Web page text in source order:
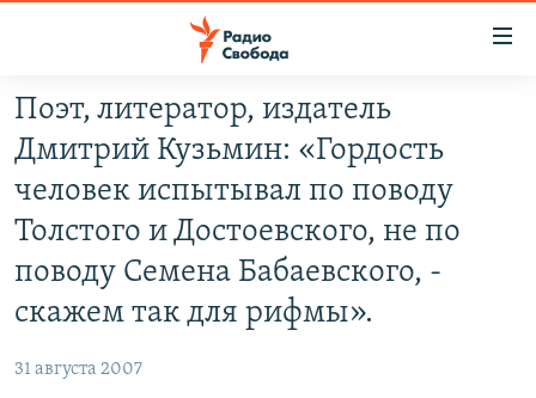
упрощенного
доступа
основному
содержанию
навигации
ПРОГРАММЫ
ПОДКАСТЫ
АВТОРСКИЕ ПРОЕКТЫ
ЦИТАТЫ СВОБОДЫ
IDEL.РЕАЛИИ
Поэт, литератор, издатель
Дмитрий Кузьмин: «Гордость
человек испытывал по поводу
Толстого и Достоевского, не по
поводу Семена Бабаевского, -
скажем так для рифмы».
31 августа 2007